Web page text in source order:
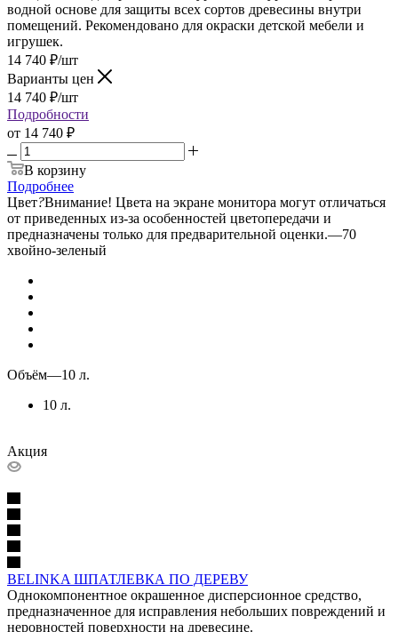
водной основе для защиты всех сортов древесины внутри
помещений. Рекомендовано для окраски детской мебели и
игрушек.
14 740 ₽/шт
Варианты цен
14 740 ₽/шт
Подробности
от 14 740 ₽
В корзину
Подробнее
Цвет?Внимание! Цвета на экране монитора могут отличаться
от приведенных из-за особенностей цветопередачи и
предназначены только для предварительной оценки.—70
хвойно-зеленый
Объём—10 л.
10 л.
Акция
BELINKA ШПАТЛЕВКА ПО ДЕРЕВУ
Однокомпонентное окрашенное дисперсионное средство,
предназначенное для исправления небольших повреждений и
неровностей поверхности на древесине.